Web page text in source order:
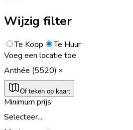
Wijzig filter
Te Koop
Te Huur
Voeg een locatie toe
Anthée (5520)
Of teken op kaart
Minimum prijs
Selecteer...